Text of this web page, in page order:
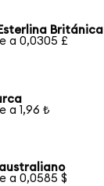
Británica
a 0,0305 £
a 1,96 ₺
a 0,0585 $